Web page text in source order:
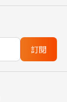
訂閱